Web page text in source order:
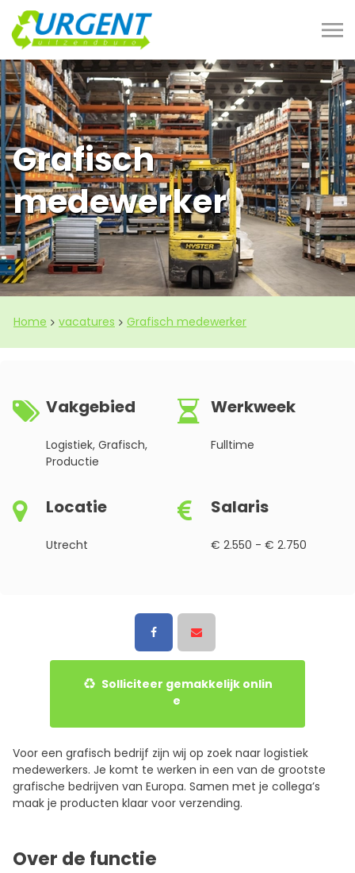
Grafisch
medewerker
Home vacatures Grafisch medewerker
Vakgebied
Logistiek, Grafisch,
Productie
Werkweek
Fulltime
Locatie
Utrecht
Salaris
€ 2.550 - € 2.750
e
Voor een grafisch bedrijf zijn wij op zoek naar logistiek
medewerkers. Je komt te werken in een van de grootste
grafische bedrijven van Europa. Samen met je collega’s
maak je producten klaar voor verzending.
Over de functie